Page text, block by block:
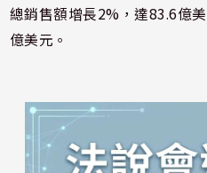
總銷售額增長2%，達83.6億
億美元。